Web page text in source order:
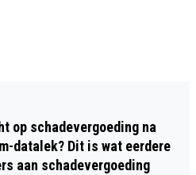
op schadevergoeding na
datalek? Dit is wat eerdere
aan schadevergoeding